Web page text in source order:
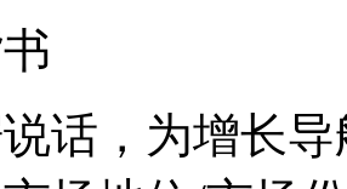
话，为增长导